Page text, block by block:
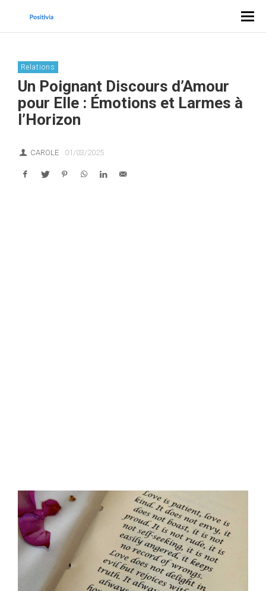
Relations
Un Poignant Discours d’Amour
pour Elle : Émotions et Larmes à
l’Horizon
CAROLE 01/03/2025